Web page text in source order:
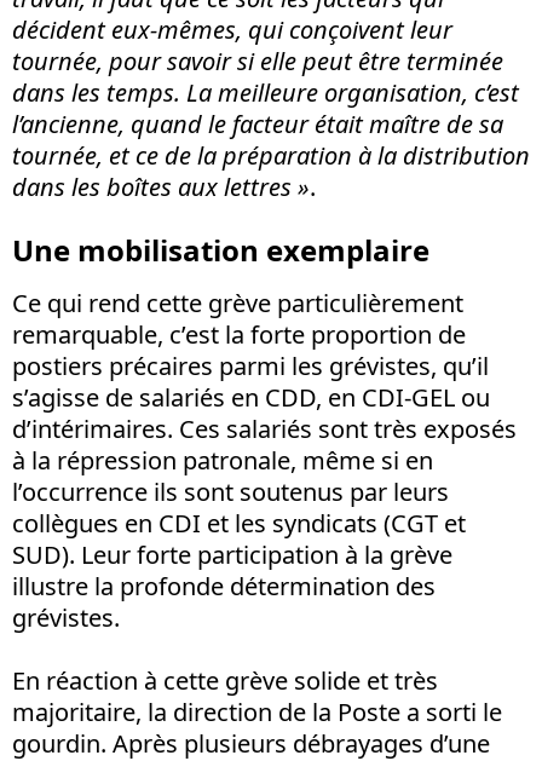
décident eux-mêmes, qui conçoivent leur
tournée, pour savoir si elle peut être terminée
dans les temps. La meilleure organisation, c’est
l’ancienne, quand le facteur était maître de sa
tournée, et ce de la préparation à la distribution
dans les boîtes aux lettres ».
Une mobilisation exemplaire
Ce qui rend cette grève particulièrement
remarquable, c’est la forte proportion de
postiers précaires parmi les grévistes, qu’il
s’agisse de salariés en CDD, en CDI-GEL ou
d’intérimaires. Ces salariés sont très exposés
à la répression patronale, même si en
l’occurrence ils sont soutenus par leurs
collègues en CDI et les syndicats (CGT et
SUD). Leur forte participation à la grève
illustre la profonde détermination des
grévistes.
En réaction à cette grève solide et très
majoritaire, la direction de la Poste a sorti le
gourdin. Après plusieurs débrayages d’une